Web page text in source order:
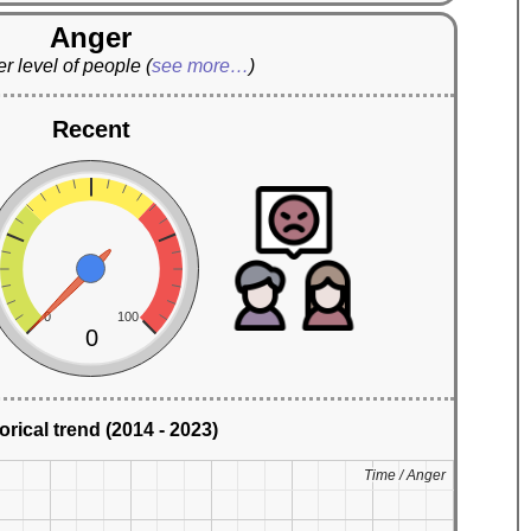
Anger
level of people(see more…)
Recent
0 100
0
trend (2014 - 2023)
Time / Anger
Time / Anger